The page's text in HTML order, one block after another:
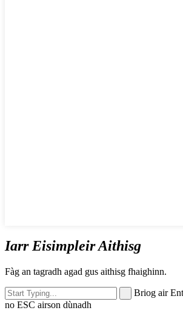
Iarr Eisimpleir Aithisg
Fàg an tagradh agad gus aithisg fhaighinn.
Briog air
no ESC airson dùnadh